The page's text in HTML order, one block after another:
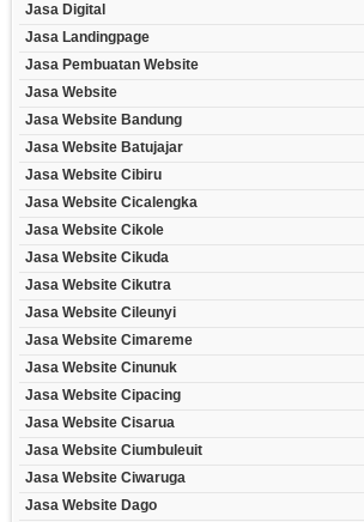
Jasa Digital
Jasa Landingpage
Jasa Pembuatan Website
Jasa Website
Jasa Website Bandung
Jasa Website Batujajar
Jasa Website Cibiru
Jasa Website Cicalengka
Jasa Website Cikole
Jasa Website Cikuda
Jasa Website Cikutra
Jasa Website Cileunyi
Jasa Website Cimareme
Jasa Website Cinunuk
Jasa Website Cipacing
Jasa Website Cisarua
Jasa Website Ciumbuleuit
Jasa Website Ciwaruga
Jasa Website Dago